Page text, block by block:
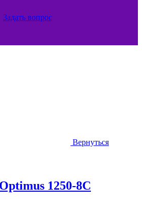
Задать вопрос
Вернуться
1250-8C